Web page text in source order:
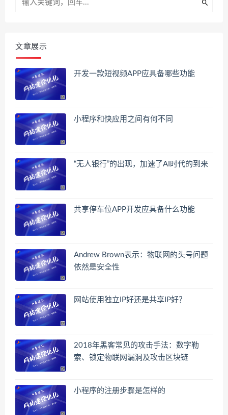
文章展示
开发一款短视频APP应具备哪些功能
小程序和快应用之间有何不同
“无人银行”的出现，加速了AI时代的到来
共享停车位APP开发应具备什么功能
Andrew Brown表示：物联网的头号问题
依然是安全性
网站使用独立IP好还是共享IP好？
2018年黑客常见的攻击手法：数字勒
索、锁定物联网漏洞及攻击区块链
小程序的注册步骤是怎样的